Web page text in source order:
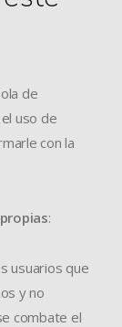
de
uso de
con la
:
usuarios que
y no
combate el